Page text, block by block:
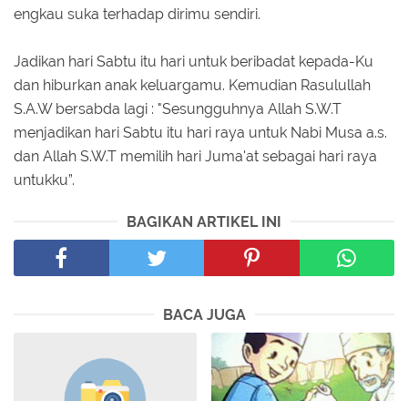
engkau suka terhadap dirimu sendiri.
Jadikan hari Sabtu itu hari untuk beribadat kepada-Ku
dan hiburkan anak keluargamu. Kemudian Rasulullah
S.A.W bersabda lagi : "Sesungguhnya Allah S.W.T
menjadikan hari Sabtu itu hari raya untuk Nabi Musa a.s.
dan Allah S.W.T memilih hari Juma'at sebagai hari raya
untukku”.
BAGIKAN ARTIKEL INI
BACA JUGA